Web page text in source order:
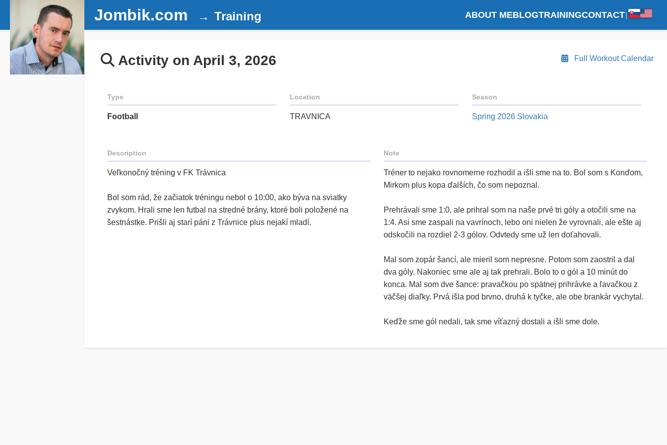
Jombik.com Training ABOUT MEBLOGTRAININGCONTACT
Full Workout Calendar
Activity on April 3, 2026
Type
Football
Location
TRAVNICA
Season
Spring 2026 Slovakia
Description
Veľkonočný tréning v FK Trávnica
Bol som rád, že začiatok tréningu nebol o 10:00, ako býva na sviatky
zvykom. Hrali sme len futbal na stredné brány, ktoré boli položené na
šestnástke. Prišli aj starí páni z Trávnice plus nejakí mladí.
Note
Tréner to nejako rovnomerne rozhodil a išli sme na to. Bol som s Konďom,
Mirkom plus kopa ďalších, čo som nepoznal.
Prehrávali sme 1:0, ale prihral som na naše prvé tri góly a otočili sme na
1:4. Asi sme zaspali na vavrínoch, lebo oni nielen že vyrovnali, ale ešte aj
odskočili na rozdiel 2-3 gólov. Odvtedy sme už len doťahovali.
Mal som zopár šancí, ale mieril som nepresne. Potom som zaostril a dal
dva góly. Nakoniec sme ale aj tak prehrali. Bolo to o gól a 10 minút do
konca. Mal som dve šance: pravačkou po spätnej prihrávke a ľavačkou z
väčšej diaľky. Prvá išla pod brvno, druhá k tyčke, ale obe brankár vychytal.
Keďže sme gól nedali, tak sme víťazný dostali a išli sme dole.